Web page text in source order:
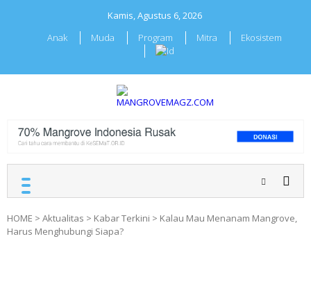
Kamis, Agustus 6, 2026
Anak
Muda Program Mitra Ekosistem
MANGROVEMAGZ.COM
Majalah Mangrover
HOME > Aktualitas > Kabar Terkini > Kalau Mau Menanam Mangrove,
Harus Menghubungi Siapa?